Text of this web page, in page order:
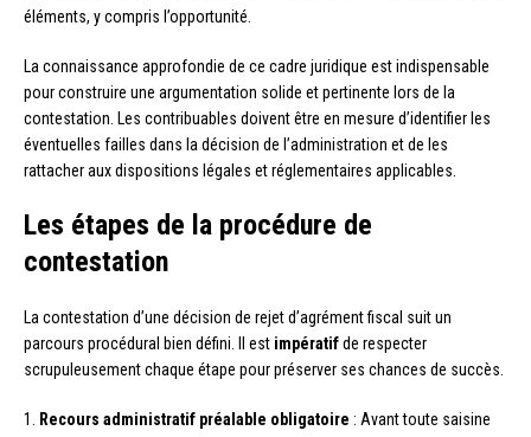
éléments, y compris l’opportunité.
La connaissance approfondie de ce cadre juridique est indispensable
pour construire une argumentation solide et pertinente lors de la
contestation. Les contribuables doivent être en mesure d’identifier les
éventuelles failles dans la décision de l’administration et de les
rattacher aux dispositions légales et réglementaires applicables.
Les étapes de la procédure de
contestation
La contestation d’une décision de rejet d’agrément fiscal suit un
parcours procédural bien défini. Il est impératifde respecter
scrupuleusement chaque étape pour préserver ses chances de succès.
1. Recours administratif préalable obligatoire : Avant toute saisine